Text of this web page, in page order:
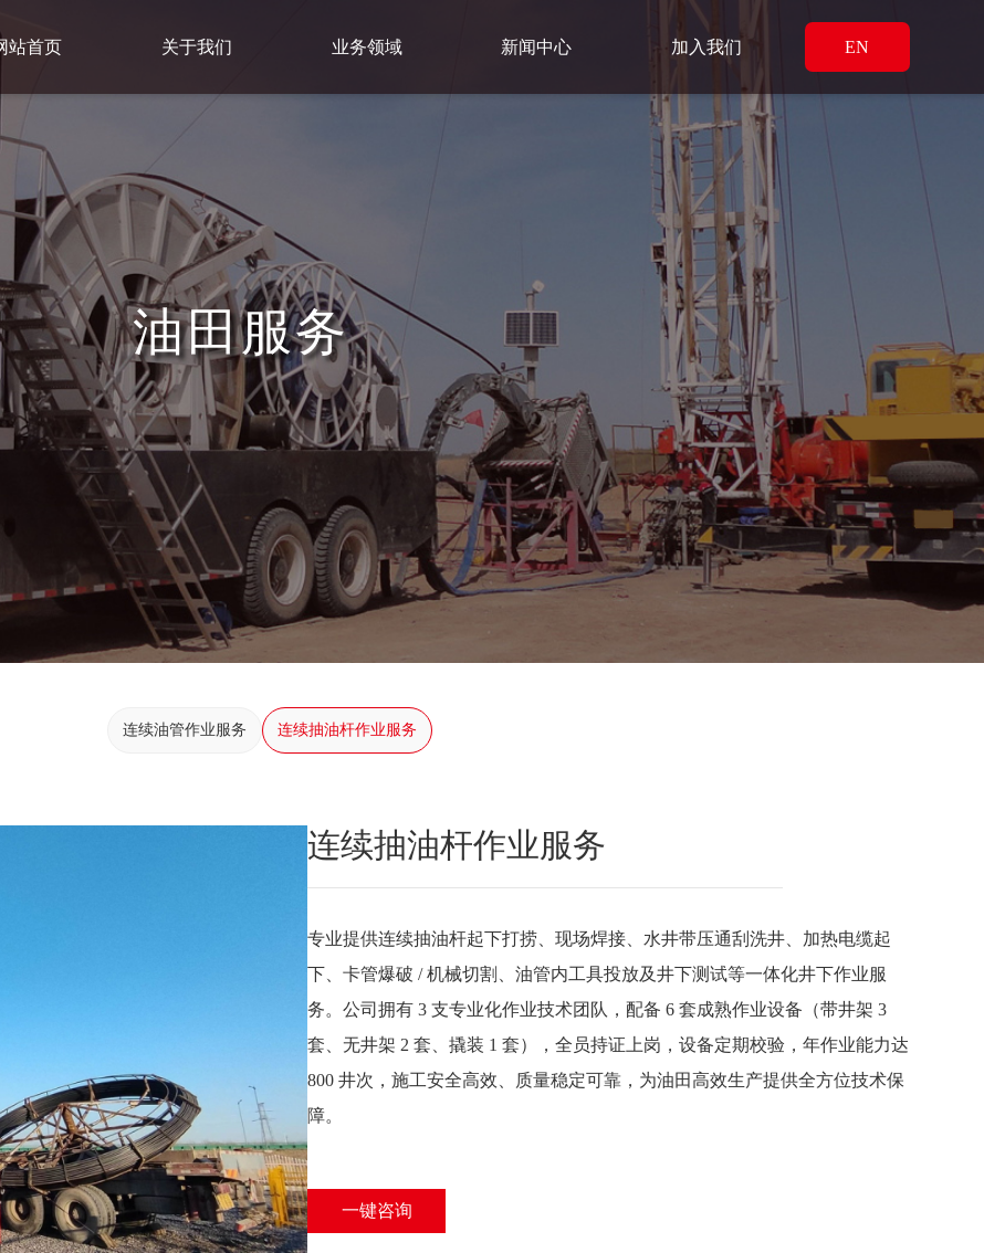
站首页 关于我们 业务领域 新闻中心 加入我们 EN
油田服务
连续油管作业服务 连续抽油杆作业服务
连续抽油杆作业服务
专业提供连续抽油杆起下打捞、现场焊接、水井带压通刮洗井、加热电缆起
下、卡管爆破 / 机械切割、油管内工具投放及井下测试等一体化井下作业服
务。公司拥有 3 支专业化作业技术团队，配备 6 套成熟作业设备（带井架 3
套、无井架 2 套、撬装 1 套），全员持证上岗，设备定期校验，年作业能力达
800 井次，施工安全高效、质量稳定可靠，为油田高效生产提供全方位技术保
障。
一键咨询